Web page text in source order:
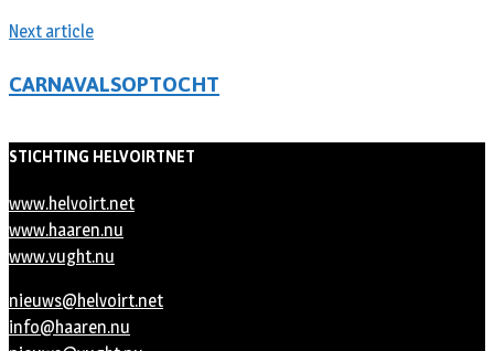
Next article
CARNAVALSOPTOCHT
STICHTING HELVOIRTNET
www.helvoirt.net
www.haaren.nu
www.vught.nu
nieuws@helvoirt.net
info@haaren.nu